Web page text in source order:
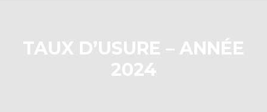
TAUX D’USURE – ANNÉE
2024